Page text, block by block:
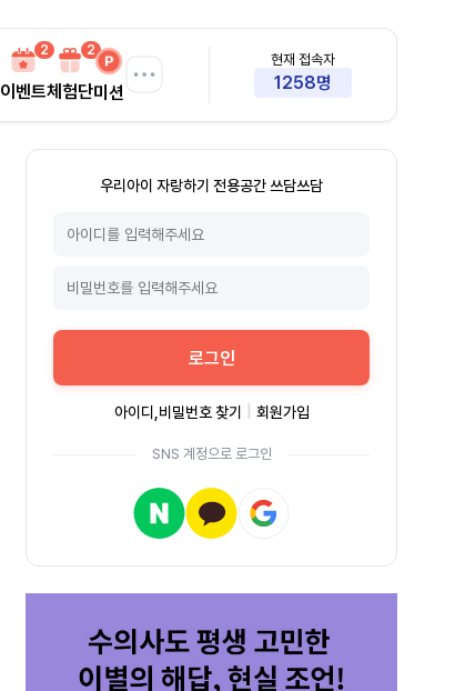
이벤트
2
체험단
2
미션
현재 접속자
1258명
우리아이 자랑하기 전용공간 쓰담쓰담
로그인
아이디,비밀번호 찾기 회원가입
SNS 계정으로 로그인